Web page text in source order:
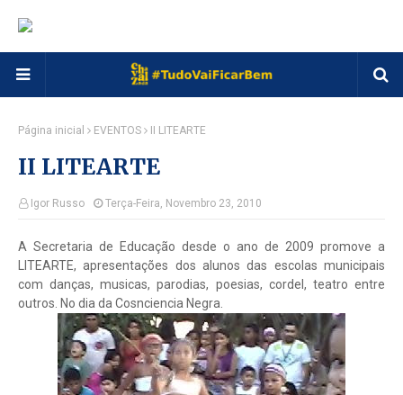
Página inicial EVENTOS II LITEARTE
II LITEARTE
Igor Russo Terça-Feira, Novembro 23, 2010
A Secretaria de Educação desde o ano de 2009 promove a
LITEARTE, apresentações dos alunos das escolas municipais
com danças, musicas, parodias, poesias, cordel, teatro entre
outros. No dia da Cosnciencia Negra.